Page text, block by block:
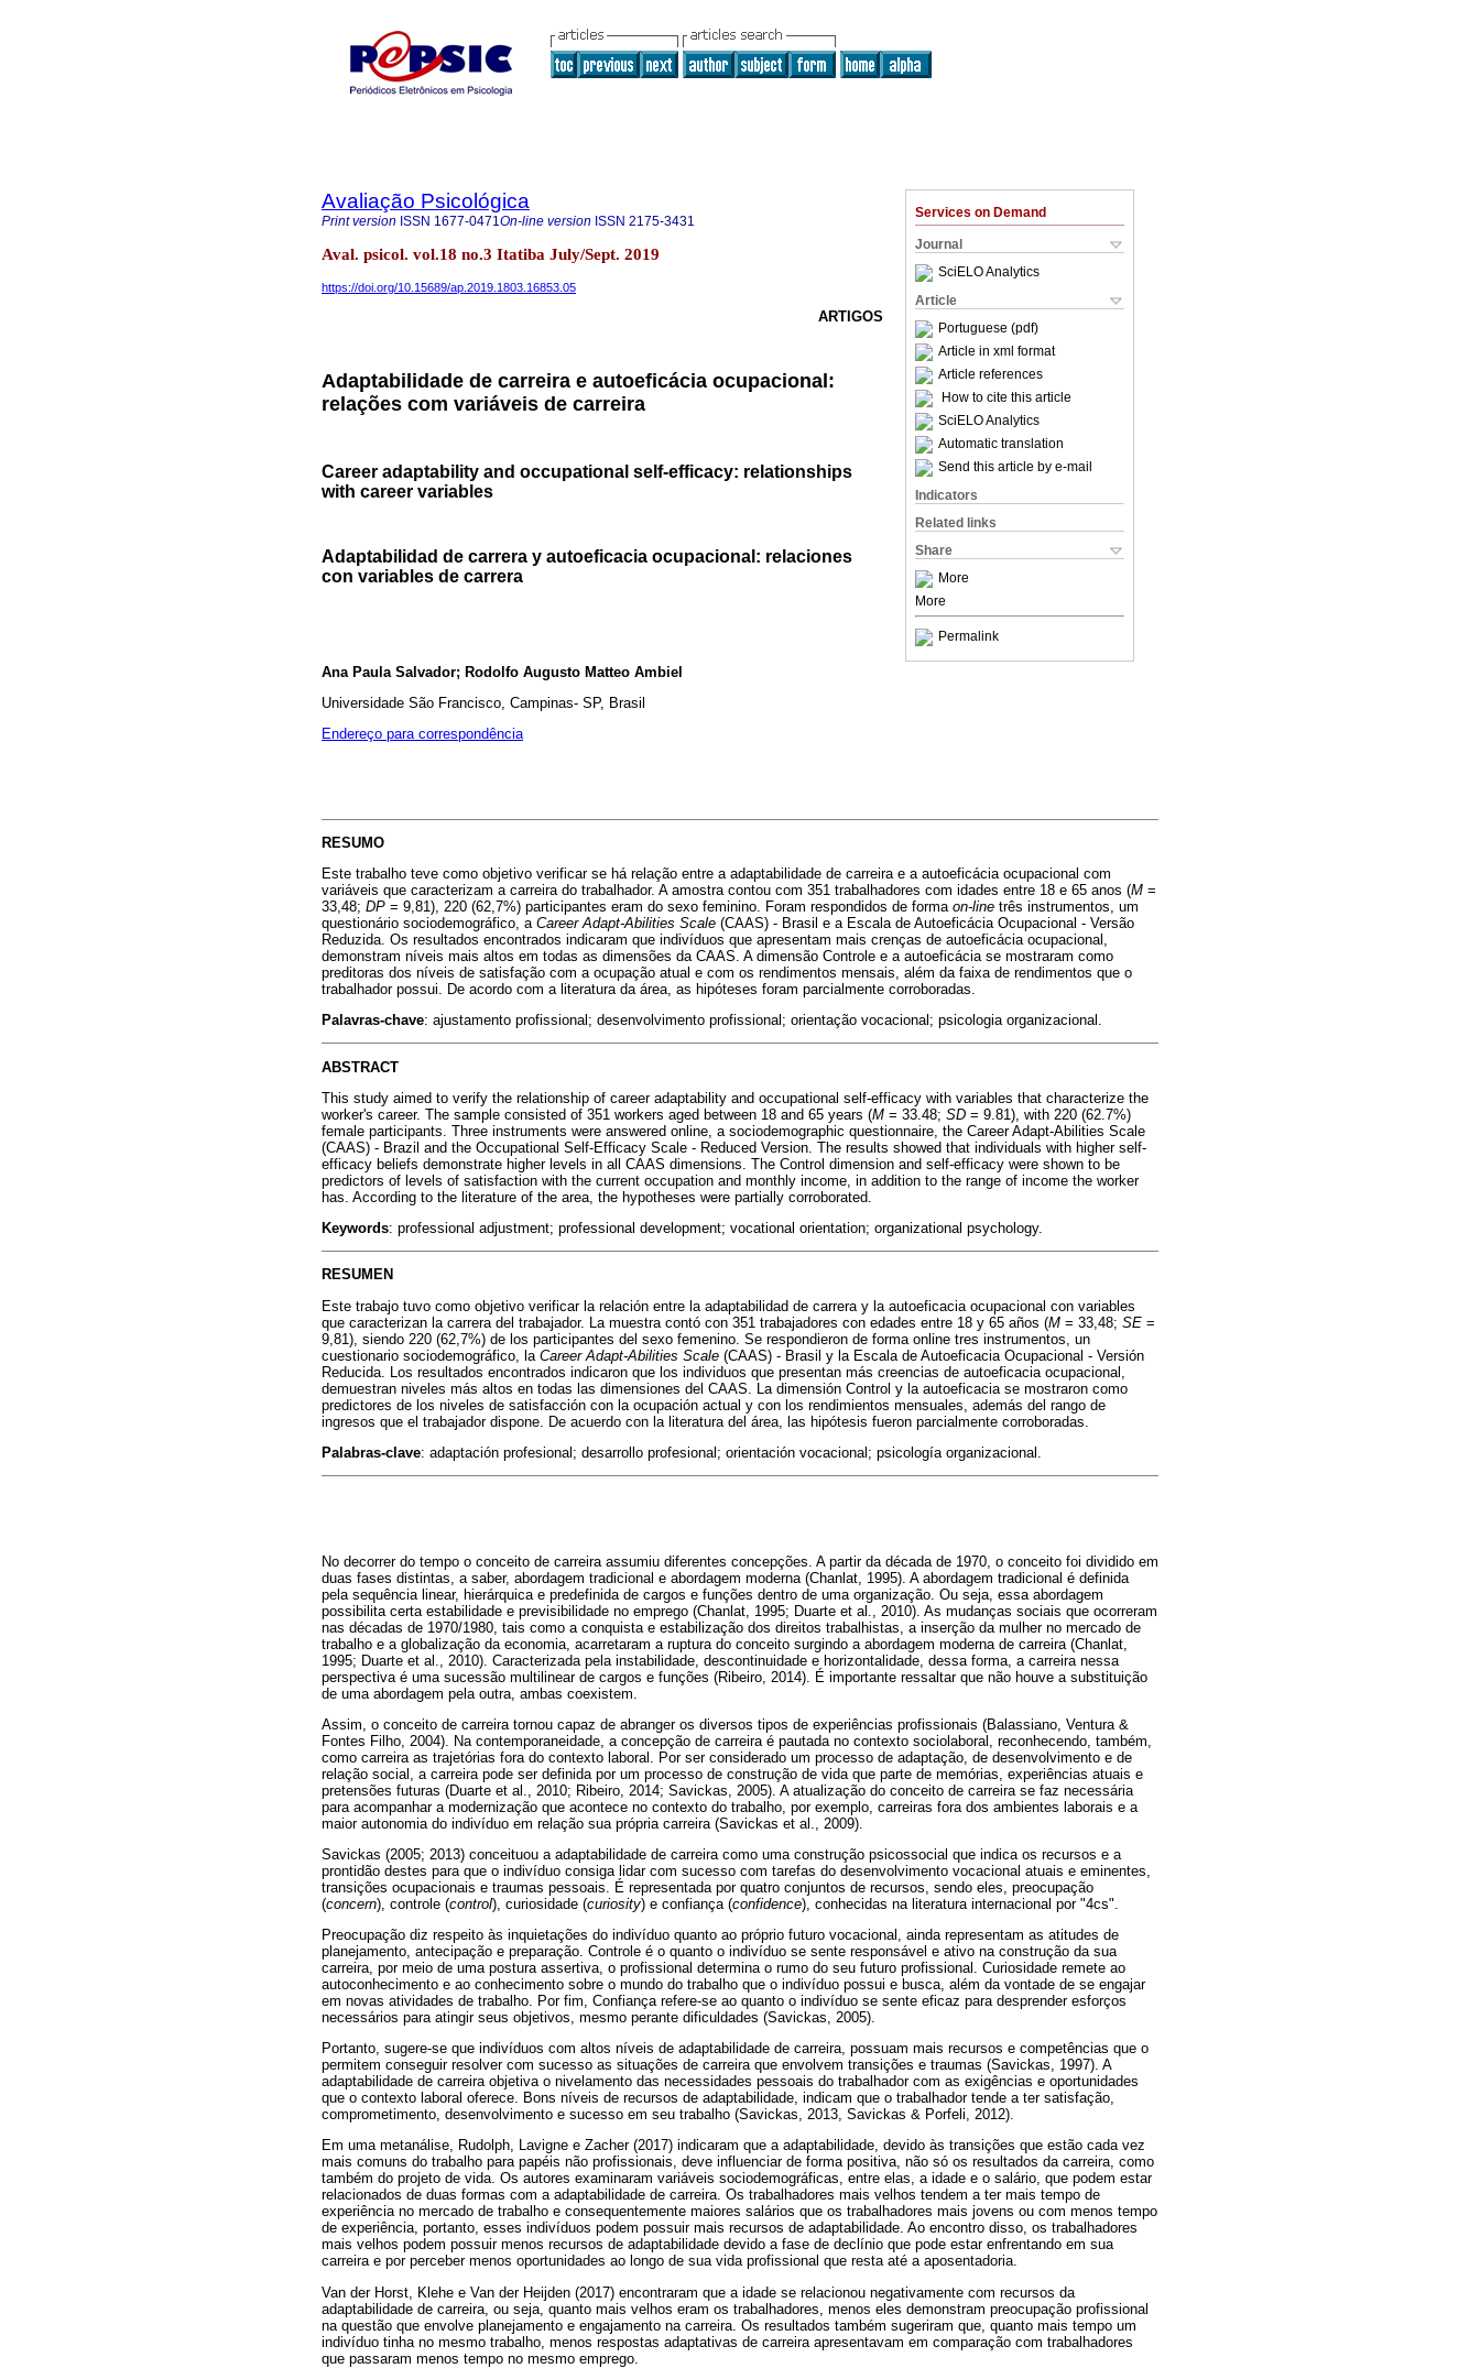
Services on Demand
Journal
SciELO Analytics
Article
Portuguese (pdf)
Article in xml format
Article references
How to cite this article
SciELO Analytics
Automatic translation
Send this article by e-mail
Indicators
Related links
Share
More
More
Permalink
Avaliação Psicológica
Print version ISSN 1677-0471On-line version ISSN 2175-3431
Aval. psicol. vol.18 no.3 Itatiba July/Sept. 2019
https://doi.org/10.15689/ap.2019.1803.16853.05
ARTIGOS
Adaptabilidade de carreira e autoeficácia ocupacional:
relações com variáveis de carreira
Career adaptability and occupational self-efficacy: relationships
with career variables
Adaptabilidad de carrera y autoeficacia ocupacional: relaciones
con variables de carrera
Ana Paula Salvador; Rodolfo Augusto Matteo Ambiel
Universidade São Francisco, Campinas- SP, Brasil
Endereço para correspondência
RESUMO
Este trabalho teve como objetivo verificar se há relação entre a adaptabilidade de carreira e a autoeficácia ocupacional com
variáveis que caracterizam a carreira do trabalhador. A amostra contou com 351 trabalhadores com idades entre 18 e 65 anos (M =
33,48; DP = 9,81), 220 (62,7%) participantes eram do sexo feminino. Foram respondidos de forma on-line três instrumentos, um
questionário sociodemográfico, a Career Adapt-Abilities Scale (CAAS) - Brasil e a Escala de Autoeficácia Ocupacional - Versão
Reduzida. Os resultados encontrados indicaram que indivíduos que apresentam mais crenças de autoeficácia ocupacional,
demonstram níveis mais altos em todas as dimensões da CAAS. A dimensão Controle e a autoeficácia se mostraram como
preditoras dos níveis de satisfação com a ocupação atual e com os rendimentos mensais, além da faixa de rendimentos que o
trabalhador possui. De acordo com a literatura da área, as hipóteses foram parcialmente corroboradas.
Palavras-chave: ajustamento profissional; desenvolvimento profissional; orientação vocacional; psicologia organizacional.
ABSTRACT
This study aimed to verify the relationship of career adaptability and occupational self-efficacy with variables that characterize the
worker's career. The sample consisted of 351 workers aged between 18 and 65 years (M = 33.48; SD = 9.81), with 220 (62.7%)
female participants. Three instruments were answered online, a sociodemographic questionnaire, the Career Adapt-Abilities Scale
(CAAS) - Brazil and the Occupational Self-Efficacy Scale - Reduced Version. The results showed that individuals with higher self-
efficacy beliefs demonstrate higher levels in all CAAS dimensions. The Control dimension and self-efficacy were shown to be
predictors of levels of satisfaction with the current occupation and monthly income, in addition to the range of income the worker
has. According to the literature of the area, the hypotheses were partially corroborated.
Keywords: professional adjustment; professional development; vocational orientation; organizational psychology.
RESUMEN
Este trabajo tuvo como objetivo verificar la relación entre la adaptabilidad de carrera y la autoeficacia ocupacional con variables
que caracterizan la carrera del trabajador. La muestra contó con 351 trabajadores con edades entre 18 y 65 años (M = 33,48; SE =
9,81), siendo 220 (62,7%) de los participantes del sexo femenino. Se respondieron de forma online tres instrumentos, un
cuestionario sociodemográfico, la Career Adapt-Abilities Scale (CAAS) - Brasil y la Escala de Autoeficacia Ocupacional - Versión
Reducida. Los resultados encontrados indicaron que los individuos que presentan más creencias de autoeficacia ocupacional,
demuestran niveles más altos en todas las dimensiones del CAAS. La dimensión Control y la autoeficacia se mostraron como
predictores de los niveles de satisfacción con la ocupación actual y con los rendimientos mensuales, además del rango de
ingresos que el trabajador dispone. De acuerdo con la literatura del área, las hipótesis fueron parcialmente corroboradas.
Palabras-clave: adaptación profesional; desarrollo profesional; orientación vocacional; psicología organizacional.
No decorrer do tempo o conceito de carreira assumiu diferentes concepções. A partir da década de 1970, o conceito foi dividido em
duas fases distintas, a saber, abordagem tradicional e abordagem moderna (Chanlat, 1995). A abordagem tradicional é definida
pela sequência linear, hierárquica e predefinida de cargos e funções dentro de uma organização. Ou seja, essa abordagem
possibilita certa estabilidade e previsibilidade no emprego (Chanlat, 1995; Duarte et al., 2010). As mudanças sociais que ocorreram
nas décadas de 1970/1980, tais como a conquista e estabilização dos direitos trabalhistas, a inserção da mulher no mercado de
trabalho e a globalização da economia, acarretaram a ruptura do conceito surgindo a abordagem moderna de carreira (Chanlat,
1995; Duarte et al., 2010). Caracterizada pela instabilidade, descontinuidade e horizontalidade, dessa forma, a carreira nessa
perspectiva é uma sucessão multilinear de cargos e funções (Ribeiro, 2014). É importante ressaltar que não houve a substituição
de uma abordagem pela outra, ambas coexistem.
Assim, o conceito de carreira tornou capaz de abranger os diversos tipos de experiências profissionais (Balassiano, Ventura &
Fontes Filho, 2004). Na contemporaneidade, a concepção de carreira é pautada no contexto sociolaboral, reconhecendo, também,
como carreira as trajetórias fora do contexto laboral. Por ser considerado um processo de adaptação, de desenvolvimento e de
relação social, a carreira pode ser definida por um processo de construção de vida que parte de memórias, experiências atuais e
pretensões futuras (Duarte et al., 2010; Ribeiro, 2014; Savickas, 2005). A atualização do conceito de carreira se faz necessária
para acompanhar a modernização que acontece no contexto do trabalho, por exemplo, carreiras fora dos ambientes laborais e a
maior autonomia do indivíduo em relação sua própria carreira (Savickas et al., 2009).
Savickas (2005; 2013) conceituou a adaptabilidade de carreira como uma construção psicossocial que indica os recursos e a
prontidão destes para que o indivíduo consiga lidar com sucesso com tarefas do desenvolvimento vocacional atuais e eminentes,
transições ocupacionais e traumas pessoais. É representada por quatro conjuntos de recursos, sendo eles, preocupação
(concern), controle (control), curiosidade (curiosity) e confiança (confidence), conhecidas na literatura internacional por "4cs".
Preocupação diz respeito às inquietações do indivíduo quanto ao próprio futuro vocacional, ainda representam as atitudes de
planejamento, antecipação e preparação. Controle é o quanto o indivíduo se sente responsável e ativo na construção da sua
carreira, por meio de uma postura assertiva, o profissional determina o rumo do seu futuro profissional. Curiosidade remete ao
autoconhecimento e ao conhecimento sobre o mundo do trabalho que o indivíduo possui e busca, além da vontade de se engajar
em novas atividades de trabalho. Por fim, Confiança refere-se ao quanto o indivíduo se sente eficaz para desprender esforços
necessários para atingir seus objetivos, mesmo perante dificuldades (Savickas, 2005).
Portanto, sugere-se que indivíduos com altos níveis de adaptabilidade de carreira, possuam mais recursos e competências que o
permitem conseguir resolver com sucesso as situações de carreira que envolvem transições e traumas (Savickas, 1997). A
adaptabilidade de carreira objetiva o nivelamento das necessidades pessoais do trabalhador com as exigências e oportunidades
que o contexto laboral oferece. Bons níveis de recursos de adaptabilidade, indicam que o trabalhador tende a ter satisfação,
comprometimento, desenvolvimento e sucesso em seu trabalho (Savickas, 2013, Savickas & Porfeli, 2012).
Em uma metanálise, Rudolph, Lavigne e Zacher (2017) indicaram que a adaptabilidade, devido às transições que estão cada vez
mais comuns do trabalho para papéis não profissionais, deve influenciar de forma positiva, não só os resultados da carreira, como
também do projeto de vida. Os autores examinaram variáveis sociodemográficas, entre elas, a idade e o salário, que podem estar
relacionados de duas formas com a adaptabilidade de carreira. Os trabalhadores mais velhos tendem a ter mais tempo de
experiência no mercado de trabalho e consequentemente maiores salários que os trabalhadores mais jovens ou com menos tempo
de experiência, portanto, esses indivíduos podem possuir mais recursos de adaptabilidade. Ao encontro disso, os trabalhadores
mais velhos podem possuir menos recursos de adaptabilidade devido a fase de declínio que pode estar enfrentando em sua
carreira e por perceber menos oportunidades ao longo de sua vida profissional que resta até a aposentadoria.
Van der Horst, Klehe e Van der Heijden (2017) encontraram que a idade se relacionou negativamente com recursos da
adaptabilidade de carreira, ou seja, quanto mais velhos eram os trabalhadores, menos eles demonstram preocupação profissional
na questão que envolve planejamento e engajamento na carreira. Os resultados também sugeriram que, quanto mais tempo um
indivíduo tinha no mesmo trabalho, menos respostas adaptativas de carreira apresentavam em comparação com trabalhadores
que passaram menos tempo no mesmo emprego.